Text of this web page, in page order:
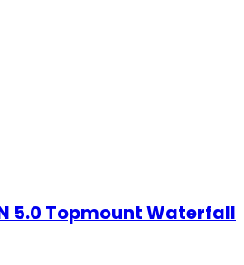
5.0 Topmount Waterfall